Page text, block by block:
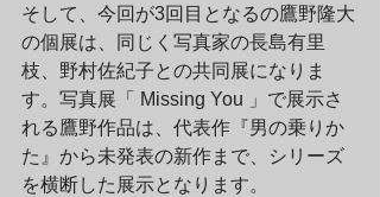
そして、今回が3回目となるの鷹野隆大
の個展は、同じく写真家の長島有里
枝、野村佐紀子との共同展になりま
す。写真展「 Missing You 」で展示さ
れる鷹野作品は、代表作『男の乗りか
た』から未発表の新作まで、シリーズ
を横断した展示となります。